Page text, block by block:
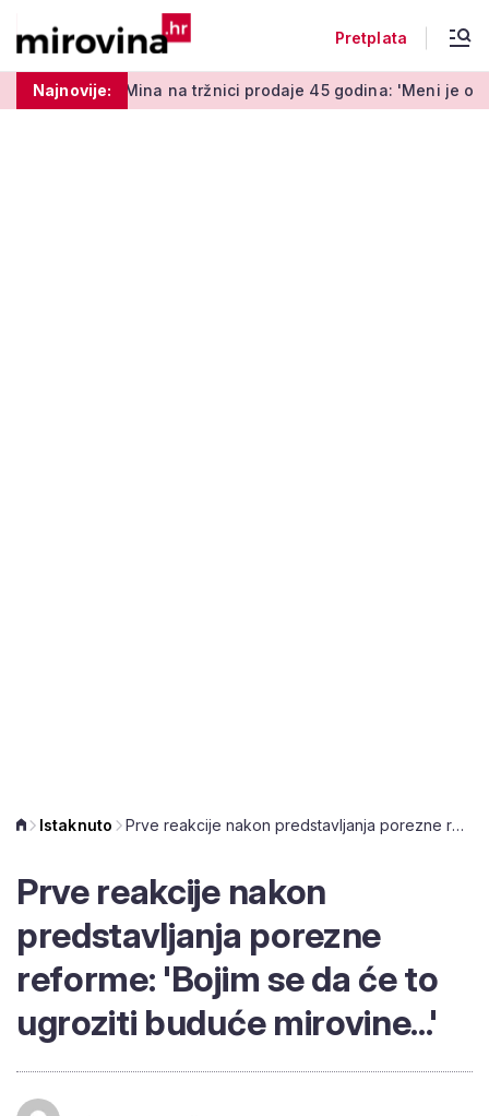
Pretplata
Najnovije:
na tržnici prodaje 45 godina: 'Meni je ovo zabava i terapija'
Istaknuto Prve reakcije nakon predstavljanja porezne reforme: 'Bojim se da će to ugroziti buduće mirovine...'
Prve reakcije nakon
predstavljanja porezne
reforme: 'Bojim se da će to
ugroziti buduće mirovine...'